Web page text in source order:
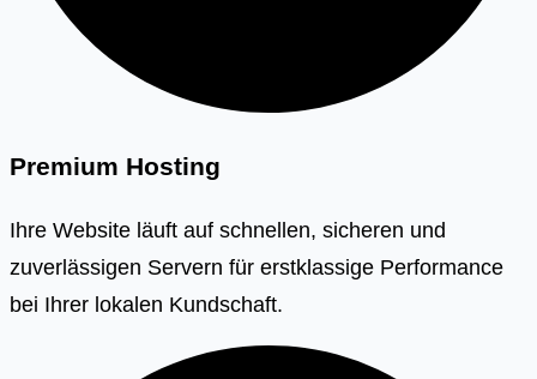
Premium Hosting
Ihre Website läuft auf schnellen, sicheren und
zuverlässigen Servern für erstklassige Performance
bei Ihrer lokalen Kundschaft.